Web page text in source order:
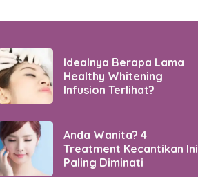
Idealnya Berapa Lama
Healthy Whitening
Infusion Terlihat?
Anda Wanita? 4
Treatment Kecantikan Ini
Paling Diminati